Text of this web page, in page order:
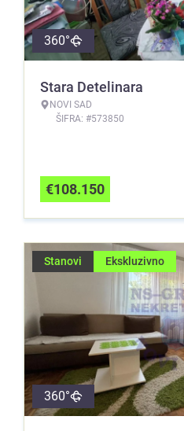
360°
Stara Detelinara
NOVI SAD
ŠIFRA: #573850
€108.150
Stanovi Ekskluzivno
360°